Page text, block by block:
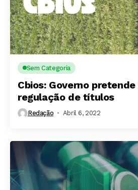
Sem Categoria
Cbios: Governo
regulação de títulos
Redação Abril 6, 2022